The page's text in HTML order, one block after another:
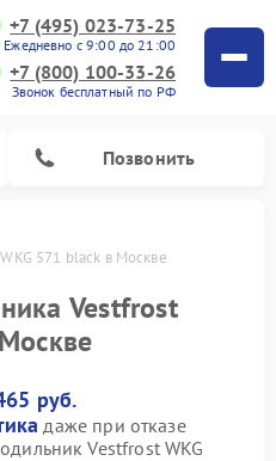
+7 (495) 023-73-25
Ежедневно с 9:00 до 21:00
+7 (800) 100-33-26
Звонок бесплатный по РФ
Позвонить
571 black в Москве
Vestfrost
руб.
даже при отказе
Vestfrost WKG